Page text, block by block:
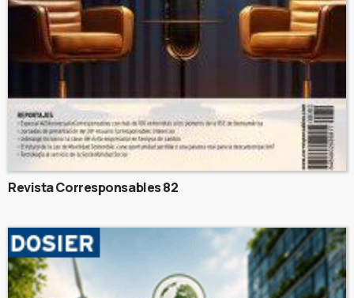
Revista Corresponsables 82